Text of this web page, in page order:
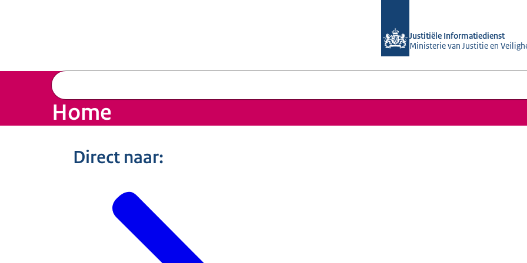
Justitiële Informatiedienst
Ministerie van Justitie en
Home
Direct naar: